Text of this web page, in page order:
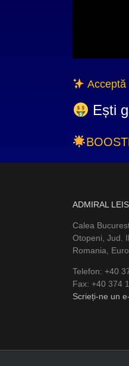
Acceptă
Ești
ADMIRAL
Calea
Otopeni, Jud.
Romania,
Telefon: +40
Fax: +40 374
Scrieți-ne un